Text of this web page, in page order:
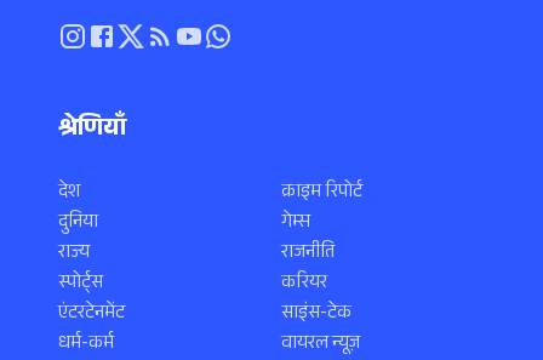
श्रेणियाँ
देश
दुनिया
राज्य
स्पोर्ट्स
एंटरटेनमेंट
धर्म-कर्म
क्राइम रिपोर्ट
गेम्स
राजनीति
करियर
साइंस-टेक
वायरल न्यूज़